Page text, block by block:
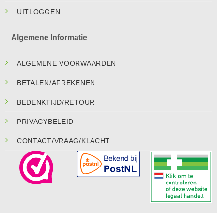
UITLOGGEN
Algemene Informatie
ALGEMENE VOORWAARDEN
BETALEN/AFREKENEN
BEDENKTIJD/RETOUR
PRIVACYBELEID
CONTACT/VRAAG/KLACHT